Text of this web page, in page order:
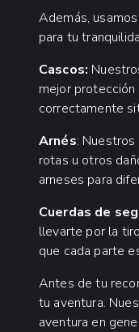
Además,
para tu
Cascos:
mejor
correctamente
Arnés:
rotas u otros
arneses para
Cuerdas de
llevarte por la
que cada parte
Antes de tu
tu aventura.
aventura en